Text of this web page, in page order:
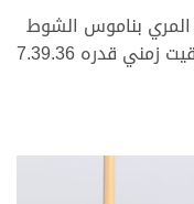
المري بناموس الشوط
الثاني الرئيسي للقايا قعدان إنتاج بتوقيت زمني قدره 7.39.36